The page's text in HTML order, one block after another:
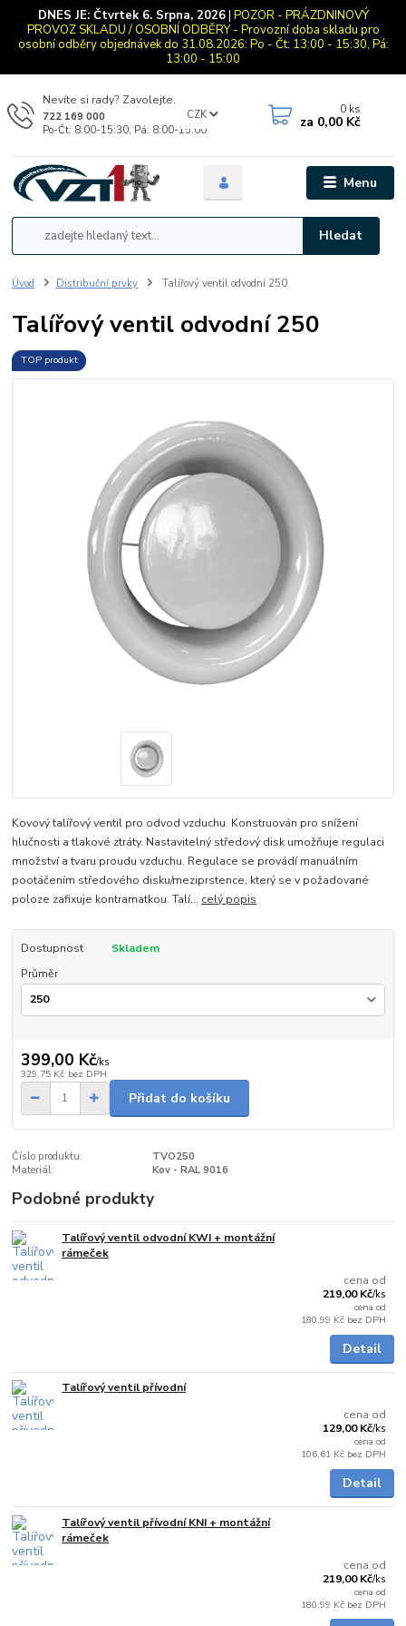
DNES JE: Čtvrtek 6. Srpna, 2026| POZOR - PRÁZDNINOVÝ
PROVOZ SKLADU / OSOBNÍ ODBĚRY - Provozní doba skladu pro
osobní odběry objednávek do 31.08.2026: Po - Čt: 13:00 - 15:30, Pá:
13:00 - 15:00
Menu
CZK
Hledat
Nevíte si rady? Zavolejte.
722 169 000
Po-Čt: 8:00-15:30, Pá: 8:00-15:00
0 ks
za 0,00 Kč
Úvod Distribuční prvky Talířový ventil odvodní 250
Talířový ventil odvodní 250
TOP produkt
Kovový talířový ventil pro odvod vzduchu. Konstruován pro snížení
hlučnosti a tlakové ztráty. Nastavitelný středový disk umožňuje regulaci
množství a tvaru proudu vzduchu. Regulace se provádí manuálním
pootáčením středového disku/meziprstence, který se v požadované
poloze zafixuje kontramatkou. Talí... celý popis
Dostupnost
Skladem
Průměr
399,00 Kč/ks
329,75 Kč bez DPH
Přidat do košíku
Číslo produktu:
TVO250
Materiál:
Kov - RAL 9016
Podobné produkty
Talířový ventil odvodní KWI + montážní
rámeček
cena od
219,00 Kč/ks
cena od
180,99 Kč bez DPH
Detail
Talířový ventil přívodní
cena od
129,00 Kč/ks
cena od
106,61 Kč bez DPH
Detail
Talířový ventil přívodní KNI + montážní
rámeček
cena od
219,00 Kč/ks
cena od
180,99 Kč bez DPH